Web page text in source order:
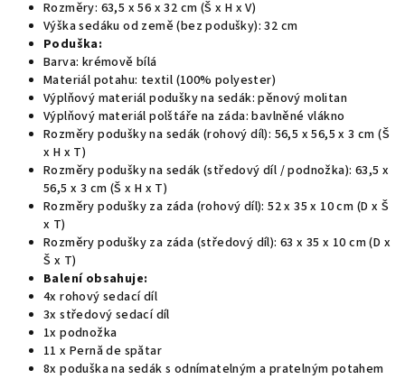
Rozměry: 63,5 x 56 x 32 cm (Š x H x V)
Výška sedáku od země (bez podušky): 32 cm
Poduška:
Barva: krémově bílá
Materiál potahu: textil (100% polyester)
Výplňový materiál podušky na sedák: pěnový molitan
Výplňový materiál polštáře na záda: bavlněné vlákno
Rozměry podušky na sedák (rohový díl): 56,5 x 56,5 x 3 cm (Š
x H x T)
Rozměry podušky na sedák (středový díl / podnožka): 63,5 x
56,5 x 3 cm (Š x H x T)
Rozměry podušky za záda (rohový díl): 52 x 35 x 10 cm (D x Š
x T)
Rozměry podušky za záda (středový díl): 63 x 35 x 10 cm (D x
Š x T)
Balení obsahuje:
4x rohový sedací díl
3x středový sedací díl
1x podnožka
11 x Pernă de spătar
8x poduška na sedák s odnímatelným a pratelným potahem